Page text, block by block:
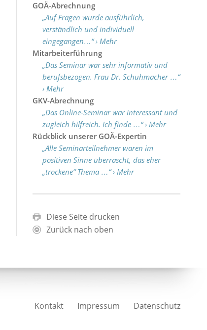
GOÄ-Abrechnung
„Auf Fragen wurde ausführlich,
verständlich und individuell
eingegangen…“ › Mehr
Mitarbeiterführung
„Das Seminar war sehr informativ und
berufsbezogen. Frau Dr. Schuhmacher …“
› Mehr
GKV-Abrechnung
„Das Online-Seminar war interessant und
zugleich hilfreich. Ich finde …“ › Mehr
Rückblick unserer GOÄ-Expertin
„Alle Seminarteilnehmer waren im
positiven Sinne überrascht, das eher
„trockene“ Thema …“ › Mehr
Diese Seite drucken
Zurück nach oben
Kontakt Impressum Datenschutz